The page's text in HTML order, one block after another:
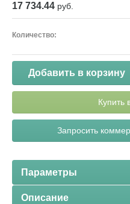
17 734.44 руб.
Количество:
Добавить в корзину
Купить
Запросить
Параметры
Описание